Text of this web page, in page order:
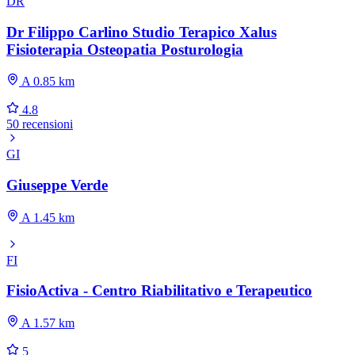
Dr Filippo Carlino Studio Terapico Xalus
Fisioterapia Osteopatia Posturologia
A 0.85 km
4.8
50 recensioni
GI
Giuseppe Verde
A 1.45 km
FI
FisioActiva - Centro Riabilitativo e Terapeutico
A 1.57 km
5